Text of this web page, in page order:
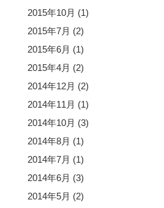
2015年10月 (1)
2015年7月 (2)
2015年6月 (1)
2015年4月 (2)
2014年12月 (2)
2014年11月 (1)
2014年10月 (3)
2014年8月 (1)
2014年7月 (1)
2014年6月 (3)
2014年5月 (2)